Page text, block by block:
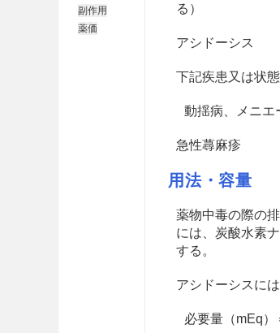
副作用
薬価
る）
アシドーシス
下記疾患又は状
動揺病、メニエ
急性蕁麻疹
用法・容量
薬物中毒の際の
には、炭酸水素
する。
アシドーシスに
必要量（mEq）